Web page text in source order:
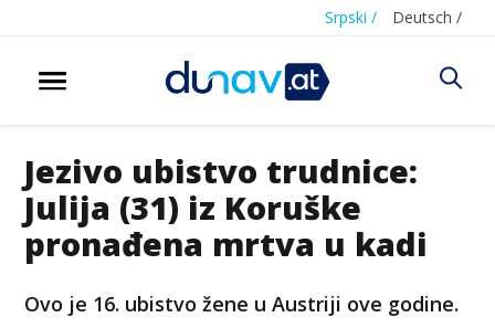
Srpski / Deutsch /
Jezivo ubistvo trudnice:
Julija (31) iz Koruške
pronađena mrtva u kadi
Ovo je 16. ubistvo žene u Austriji ove godine.